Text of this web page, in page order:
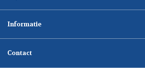
Informatie
Contact